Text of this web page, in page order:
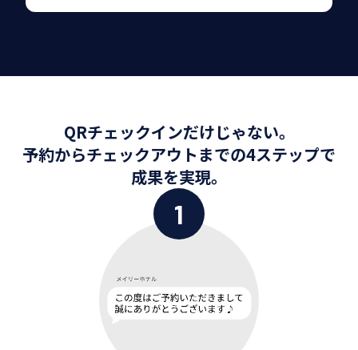
QRチェックインだけじゃない。
予約からチェックアウトまでの4ステップで
成果を実現。
1